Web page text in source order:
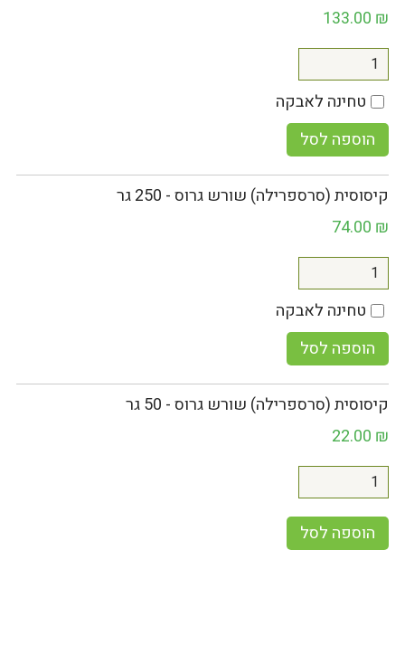
133.00 ₪
טחינה לאבקה
הוספה לסל
קיסוסית (סרספרילה) שורש גרוס - 250 גר
74.00 ₪
טחינה לאבקה
הוספה לסל
קיסוסית (סרספרילה) שורש גרוס - 50 גר
22.00 ₪
הוספה לסל